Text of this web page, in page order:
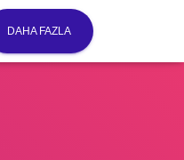
DAHA FAZLA